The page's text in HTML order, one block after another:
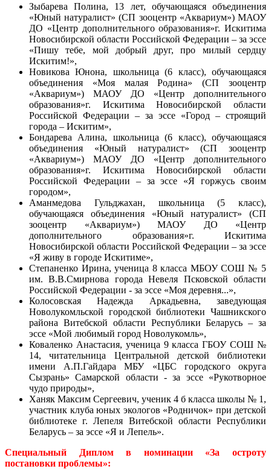
Зыбарева Полина, 13 лет, обучающаяся объединения
«Юный натуралист» (СП зооцентр «Аквариум») МАОУ
ДО «Центр дополнительного образования»г. Искитима
Новосибирской области Российской Федерации – за эссе
«Пишу тебе, мой добрый друг, про милый сердцу
Искитим!»,
Новикова Юнона, школьница (6 класс), обучающаяся
объединения «Моя малая Родина» (СП зооцентр
«Аквариум») МАОУ ДО «Центр дополнительного
образования»г. Искитима Новосибирской области
Российской Федерации – за эссе «Город – строящий
города – Искитим»,
Бондарева Алина, школьница (6 класс), обучающаяся
объединения «Юный натуралист» (СП зооцентр
«Аквариум») МАОУ ДО «Центр дополнительного
образования»г. Искитима Новосибирской области
Российской Федерации – за эссе «Я горжусь своим
городом»,
Аманмедова Гульджахан, школьница (5 класс),
обучающаяся объединения «Юный натуралист» (СП
зооцентр «Аквариум») МАОУ ДО «Центр
дополнительного образования»г. Искитима
Новосибирской области Российской Федерации – за эссе
«Я живу в городе Искитиме»,
Степаненко Ирина, ученица 8 класса МБОУ СОШ № 5
им. В.В.Смирнова города Невеля Псковской области
Российской Федерации - за эссе «Моя деревня...»,
Колосовская Надежда Аркадьевна, заведующая
Новолукомльской городской библиотеки Чашникского
района Витебской области Республики Беларусь – за
эссе «Мой любимый город Новолукомль»,
Коваленко Анастасия, ученица 9 класса ГБОУ СОШ №
14, читательница Центральной детской библиотеки
имени А.П.Гайдара МБУ «ЦБС городского округа
Сызрань» Самарской области - за эссе «Рукотворное
чудо природы»,
Ханяк Максим Сергеевич, ученик 4 б класса школы № 1,
участник клуба юных экологов «Родничок» при детской
библиотеке г. Лепеля Витебской области Республики
Беларусь – за эссе «Я и Лепель».
Специальный Диплом в номинации «За остроту
постановки проблемы»: